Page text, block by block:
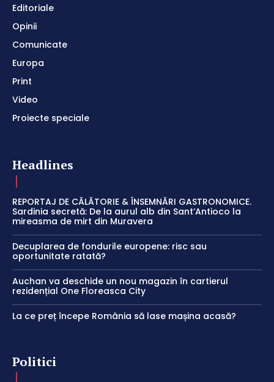
Editoriale
Opinii
Comunicate
Europa
Print
Video
Proiecte speciale
Headlines
REPORTAJ DE CĂLĂTORIE & ÎNSEMNĂRI GASTRONOMICE.
Sardinia secretă: De la aurul alb din Sant’Antioco la
mireasma de mirt din Muravera
Decuplarea de fondurile europene: risc sau
oportunitate ratată?
Auchan va deschide un nou magazin în cartierul
rezidențial One Floreasca City
La ce preț începe România să lase mașina acasă?
Politici